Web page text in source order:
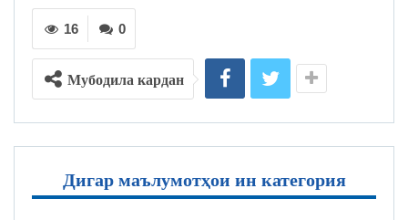
0
16
Мубодила кардан
Дигар маълумотҳои ин категория